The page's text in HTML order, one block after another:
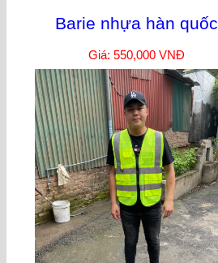
Barie nhựa hàn quốc
Giá: 550,000 VNĐ